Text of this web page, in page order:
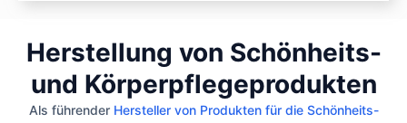
Herstellung von Schönheits-
und Körperpflegeprodukten
Als führender Hersteller von Produkten für die Schönheits-